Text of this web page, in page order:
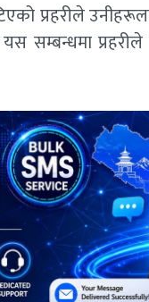
प्रहरीले
सम्बन्धमा